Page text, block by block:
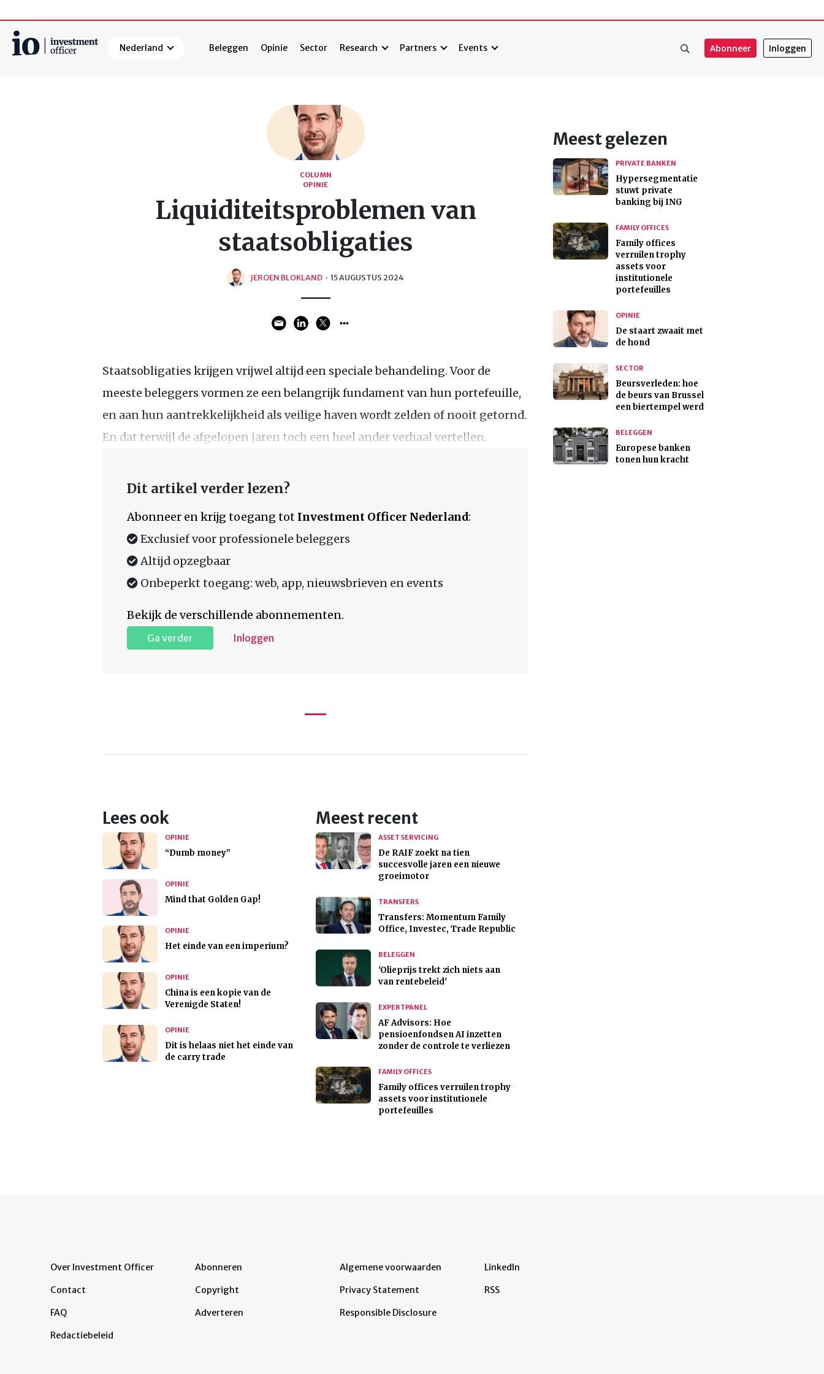
Nederland Beleggen Opinie Sector Research Partners Events Abonneer Inloggen
COLUMN
OPINIE
Liquiditeitsproblemen van
staatsobligaties
JEROEN BLOKLAND · 15 AUGUSTUS 2024
Staatsobligaties krijgen vrijwel altijd een speciale behandeling. Voor de
meeste beleggers vormen ze een belangrijk fundament van hun portefeuille,
en aan hun aantrekkelijkheid als veilige haven wordt zelden of nooit getornd.
En dat terwijl de afgelopen jaren toch een heel ander verhaal vertellen.
Dit artikel verder lezen?
Abonneer en krijg toegang tot Investment Officer Nederland:
Exclusief voor professionele beleggers
Altijd opzegbaar
Onbeperkt toegang: web, app, nieuwsbrieven en events
Bekijk de verschillende abonnementen.
Ga verder Inloggen
Lees ook
OPINIE
“Dumb money”
OPINIE
Mind that Golden Gap!
OPINIE
Het einde van een imperium?
OPINIE
China is een kopie van de
Verenigde Staten!
OPINIE
Dit is helaas niet het einde van
de carry trade
Meest recent
ASSET SERVICING
De RAIF zoekt na tien
succesvolle jaren een nieuwe
groeimotor
TRANSFERS
Transfers: Momentum Family
Office, Investec, Trade Republic
BELEGGEN
'Olieprijs trekt zich niets aan
van rentebeleid'
EXPERTPANEL
AF Advisors: Hoe
pensioenfondsen AI inzetten
zonder de controle te verliezen
FAMILY OFFICES
Family offices verruilen trophy
assets voor institutionele
portefeuilles
Meest gelezen
PRIVATE BANKEN
Hypersegmentatie
stuwt private
banking bij ING
FAMILY OFFICES
Family offices
verruilen trophy
assets voor
institutionele
portefeuilles
OPINIE
De staart zwaait met
de hond
SECTOR
Beursverleden: hoe
de beurs van Brussel
een biertempel werd
BELEGGEN
Europese banken
tonen hun kracht
Over Investment Officer
Contact
FAQ
Redactiebeleid
Abonneren
Copyright
Adverteren
Algemene voorwaarden
Privacy Statement
Responsible Disclosure
LinkedIn
RSS